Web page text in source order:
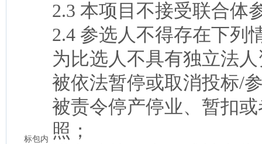
标包内
2.3 本项目不接受联合体
2.4 参选人不得存在下列
为比选人不具有独立法
被依法暂停或取消投标/
被责令停产停业、暂扣
照；